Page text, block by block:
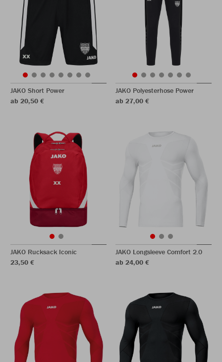
JAKO Short Power
ab 20,50 €
JAKO Polyesterhose Power
ab 27,00 €
JAKO Rucksack Iconic
23,50 €
JAKO Longsleeve Comfort 2.0
ab 24,00 €